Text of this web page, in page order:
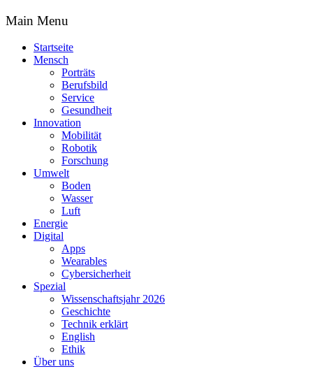
Main Menu
Startseite
Mensch
Porträts
Berufsbild
Service
Gesundheit
Innovation
Mobilität
Robotik
Forschung
Umwelt
Boden
Wasser
Luft
Energie
Digital
Apps
Wearables
Cybersicherheit
Spezial
Wissenschaftsjahr 2026
Geschichte
Technik erklärt
English
Ethik
Über uns